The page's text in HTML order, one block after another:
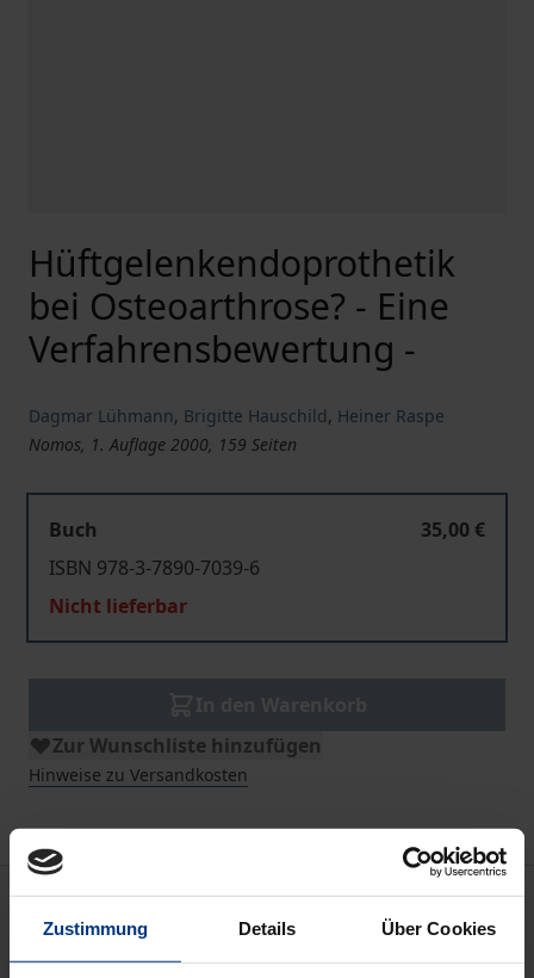
Zustimmung Details Über Cookies
Hüftgelenkendoprothetik
bei Osteoarthrose? - Eine
Verfahrensbewertung -
Dagmar Lühmann, Brigitte Hauschild, Heiner Raspe
Nomos, 1. Auflage 2000, 159 Seiten
Buch
35,00 €
ISBN 978-3-7890-7039-6
Nicht lieferbar
Zur Wunschliste hinzufügen
Hinweise zu Versandkosten
Beschreibung
International haben systematische Bewertungen